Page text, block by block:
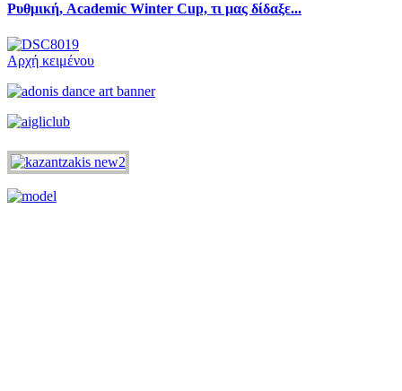
Ρυθμική, Academic Winter Cup, τι μας δίδαξε...
Αρχή κειμένου